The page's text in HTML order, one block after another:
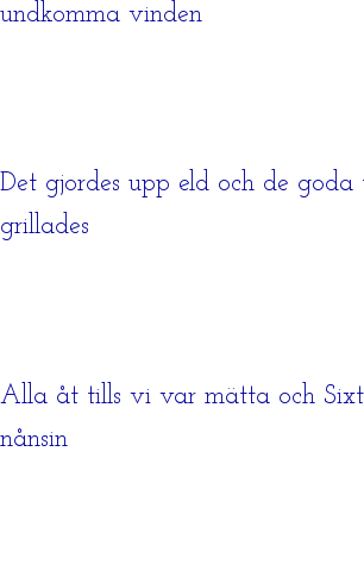
undkomma vinden
Det gjordes upp eld och de goda
grillades
Alla åt tills vi var mätta och
nånsin